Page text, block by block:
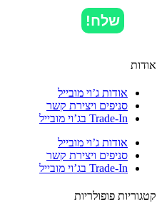
שלח!
אודות ג’וי מובייל
סניפים ויצירת קשר
Trade-In בג’וי מובייל
אודות ג’וי מובייל
סניפים ויצירת קשר
Trade-In בג’וי מובייל
פופולריות